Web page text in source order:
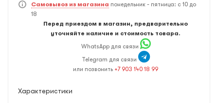
Самовывоз из магазина понедельник - пятница: с 10 до
18
Перед приездом в магазин, предварительно
уточняйте наличие и стоимость товара.
WhatsApp для связи
Telegram для связи
или позвонить +7 903 140 18 99
Характеристики